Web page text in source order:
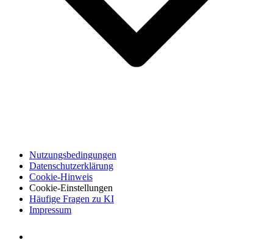
Nutzungsbedingungen
Datenschutzerklärung
Cookie-Hinweis
Cookie-Einstellungen
Häufige Fragen zu KI
Impressum